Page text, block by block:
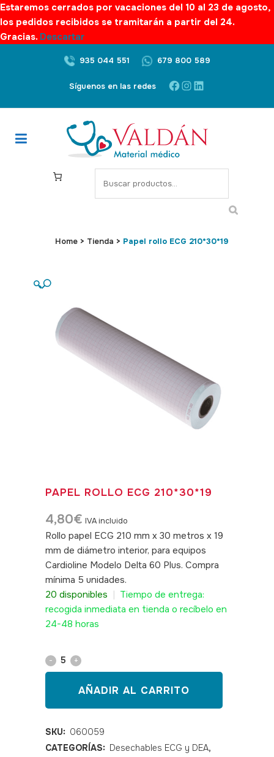
Estaremos cerrados por vacaciones del 10 al 23 de agosto,
los pedidos recibidos se tramitarán a partir del 24.
Gracias. Descartar
935 044 551 679 800 589
Síguenos en las redes Facebook
Instagram
LinkedIn
S
e
Home > Tienda > Papel rollo ECG 210*30*19
🔍
PAPEL ROLLO ECG 210*30*19
4,80€ IVA incluido
Rollo papel ECG 210 mm x 30 metros x 19
mm de diámetro interior, para equipos
Cardioline Modelo Delta 60 Plus. Compra
mínima 5 unidades.
20 disponibles
Tiempo de entrega:
recogida inmediata en tienda o recíbelo en
24-48 horas
Papel
ECG
210*30*19
quantity
AÑADIR AL CARRITO
SKU: 060059
CATEGORÍAS: Desechables ECG y DEA,